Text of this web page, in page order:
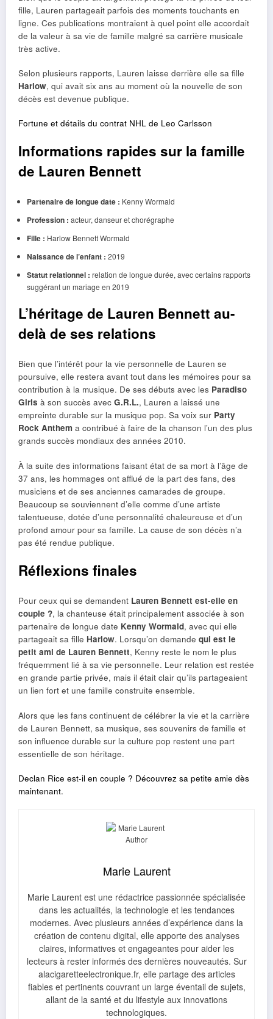
fille, Lauren partageait parfois des moments touchants en
ligne. Ces publications montraient à quel point elle accordait
de la valeur à sa vie de famille malgré sa carrière musicale
très active.
Selon plusieurs rapports, Lauren laisse derrière elle sa fille
Harlow, qui avait six ans au moment où la nouvelle de son
décès est devenue publique.
Fortune et détails du contrat NHL de Leo Carlsson
Informations rapides sur la famille
de Lauren Bennett
Partenaire de longue date : Kenny Wormald
Profession : acteur, danseur et chorégraphe
Fille : Harlow Bennett Wormald
Naissance de l’enfant : 2019
Statut relationnel : relation de longue durée, avec certains rapports
suggérant un mariage en 2019
L’héritage de Lauren Bennett au-
delà de ses relations
Bien que l’intérêt pour la vie personnelle de Lauren se
poursuive, elle restera avant tout dans les mémoires pour sa
contribution à la musique. De ses débuts avec les Paradiso
Girls à son succès avec G.R.L., Lauren a laissé une
empreinte durable sur la musique pop. Sa voix sur Party
Rock Anthem a contribué à faire de la chanson l’un des plus
grands succès mondiaux des années 2010.
À la suite des informations faisant état de sa mort à l’âge de
37 ans, les hommages ont afflué de la part des fans, des
musiciens et de ses anciennes camarades de groupe.
Beaucoup se souviennent d’elle comme d’une artiste
talentueuse, dotée d’une personnalité chaleureuse et d’un
profond amour pour sa famille. La cause de son décès n’a
pas été rendue publique.
Réflexions finales
Pour ceux qui se demandent Lauren Bennett est-elle en
couple ?, la chanteuse était principalement associée à son
partenaire de longue date Kenny Wormald, avec qui elle
partageait sa fille Harlow. Lorsqu’on demande qui est le
petit ami de Lauren Bennett, Kenny reste le nom le plus
fréquemment lié à sa vie personnelle. Leur relation est restée
en grande partie privée, mais il était clair qu’ils partageaient
un lien fort et une famille construite ensemble.
Alors que les fans continuent de célébrer la vie et la carrière
de Lauren Bennett, sa musique, ses souvenirs de famille et
son influence durable sur la culture pop restent une part
essentielle de son héritage.
Declan Rice est-il en couple ? Découvrez sa petite amie dès
maintenant.
Marie Laurent
Marie Laurent est une rédactrice passionnée spécialisée
dans les actualités, la technologie et les tendances
modernes. Avec plusieurs années d’expérience dans la
création de contenu digital, elle apporte des analyses
claires, informatives et engageantes pour aider les
lecteurs à rester informés des dernières nouveautés. Sur
alacigaretteelectronique.fr, elle partage des articles
fiables et pertinents couvrant un large éventail de sujets,
allant de la santé et du lifestyle aux innovations
technologiques.